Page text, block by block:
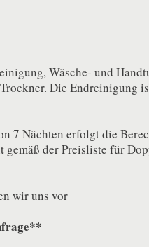
Wäsche- und
Die Endreinigung
7 Nächten erfolgt die
gemäß der Preisliste für
wir uns vor